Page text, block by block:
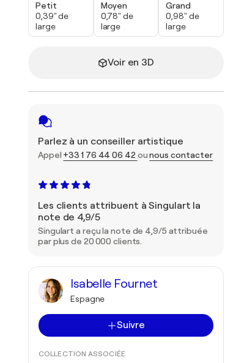
Petit
0,39" de
large
Moyen
0,78" de
large
Grand
0,98" de
large
Voir en 3D
Parlez à un conseiller artistique
Appel +33 1 76 44 06 42 ounous contacter
Les clients attribuent à Singulart la
note de 4,9/5
Singulart a reçu la note de 4,9/5 attribuée
par plus de 20 000 clients.
Isabelle Fournet
Espagne
Suivre
COLLECTION ASSOCIÉE